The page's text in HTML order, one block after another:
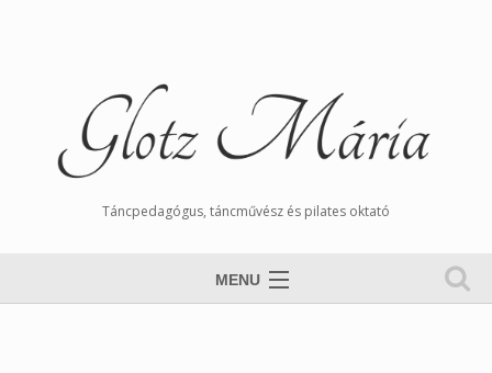
Táncpedagógus, táncművész és pilates oktató
MENU